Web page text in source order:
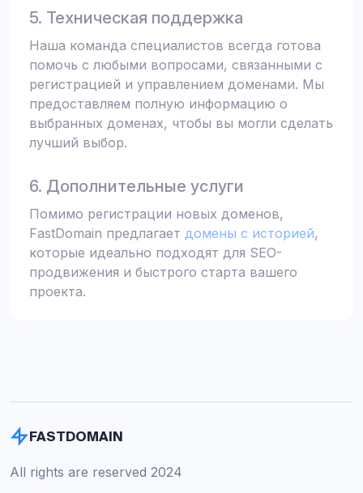
5. Техническая поддержка
Наша команда специалистов всегда готова
помочь с любыми вопросами, связанными с
регистрацией и управлением доменами. Мы
предоставляем полную информацию о
выбранных доменах, чтобы вы могли сделать
лучший выбор.
6. Дополнительные услуги
Помимо регистрации новых доменов,
FastDomain предлагает домены с историей,
которые идеально подходят для SEO-
продвижения и быстрого старта вашего
проекта.
FASTDOMAIN
All rights are reserved 2024